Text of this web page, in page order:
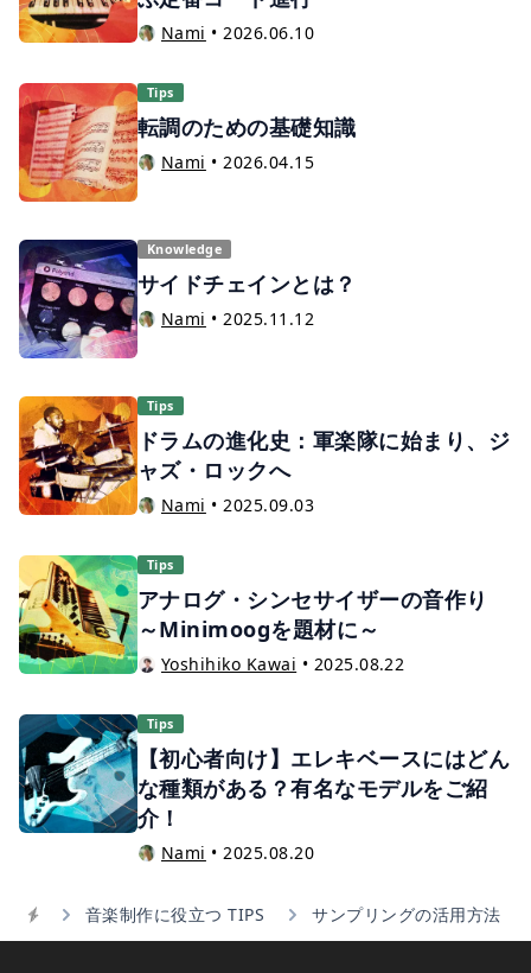
Nami •2026.06.10
Tips
転調のための基礎知識
Nami •2026.04.15
Knowledge
サイドチェインとは？
Nami •2025.11.12
Tips
ドラムの進化史：軍楽隊に始まり、ジ
ャズ・ロックへ
Nami •2025.09.03
Tips
アナログ・シンセサイザーの音作り
～Minimoogを題材に～
Yoshihiko Kawai • 2025.08.22
Tips
【初心者向け】エレキベースにはどん
な種類がある？有名なモデルをご紹
介！
Nami •2025.08.20
音楽制作に役立つ TIPS サンプリングの活用方法